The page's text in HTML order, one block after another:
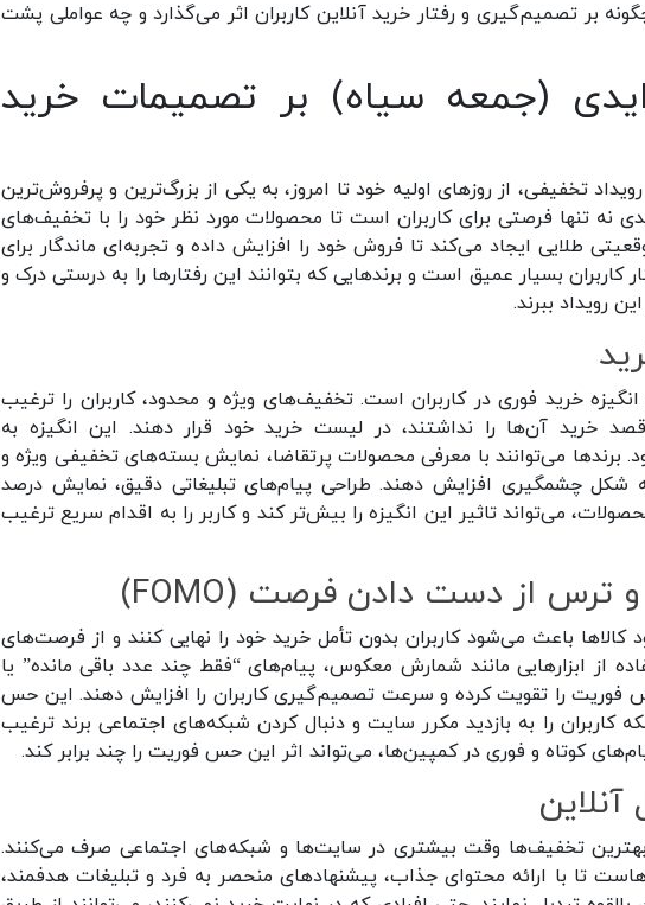
بر تصمیم‌گیری و رفتار خرید آنلاین کاربران اثر می‌گذارد و چه عواملی پشت
(جمعه سیاه) بر تصمیمات خرید
تخفیفی، از روزهای اولیه خود تا امروز، به یکی از بزرگ‌ترین و پرفروش‌ترین
نه تنها فرصتی برای کاربران است تا محصولات مورد نظر خود را با تخفیف‌های
طلایی ایجاد می‌کند تا فروش خود را افزایش داده و تجربه‌ای ماندگار برای
کاربران بسیار عمیق است و برندهایی که بتوانند این رفتارها را به درستی درک و
رویداد ببرند.
خرید فوری در کاربران است. تخفیف‌های ویژه و محدود، کاربران را ترغیب
خرید آن‌ها را نداشتند، در لیست خرید خود قرار دهند. این انگیزه به
می‌توانند با معرفی محصولات پرتقاضا، نمایش بسته‌های تخفیفی ویژه و
شکل چشمگیری افزایش دهند. طراحی پیام‌های تبلیغاتی دقیق، نمایش درصد
می‌تواند تاثیر این انگیزه را بیش‌تر کند و کاربر را به اقدام سریع ترغیب
باعث می‌شود کاربران بدون تأمل خرید خود را نهایی کنند و از فرصت‌های
از ابزارهایی مانند شمارش معکوس، پیام‌های “فقط چند عدد باقی مانده” یا
فوریت را تقویت کرده و سرعت تصمیم‌گیری کاربران را افزایش دهند. این حس
کاربران را به بازدید مکرر سایت و دنبال کردن شبکه‌های اجتماعی برند ترغیب
کوتاه و فوری در کمپین‌ها، می‌تواند اثر این حس فوریت را چند برابر کند.
بهترین تخفیف‌ها وقت بیشتری در سایت‌ها و شبکه‌های اجتماعی صرف می‌کنند.
تا با ارائه محتوای جذاب، پیشنهادهای منحصر به فرد و تبلیغات هدفمند،